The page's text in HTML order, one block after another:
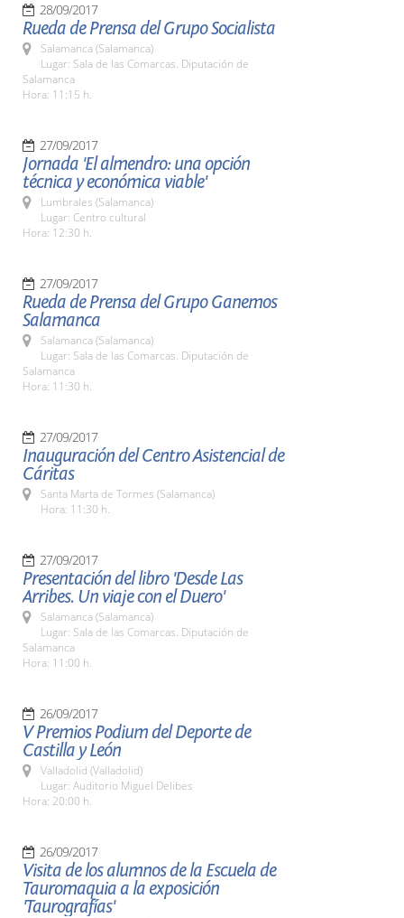
28/09/2017
Rueda de Prensa del Grupo Socialista
Salamanca (Salamanca)
Lugar: Sala de las Comarcas. Diputación de
Salamanca
Hora: 11:15 h.
27/09/2017
Jornada 'El almendro: una opción
técnica y económica viable'
Lumbrales (Salamanca)
Lugar: Centro cultural
Hora: 12:30 h.
27/09/2017
Rueda de Prensa del Grupo Ganemos
Salamanca
Salamanca (Salamanca)
Lugar: Sala de las Comarcas. Diputación de
Salamanca
Hora: 11:30 h.
27/09/2017
Inauguración del Centro Asistencial de
Cáritas
Santa Marta de Tormes (Salamanca)
Hora: 11:30 h.
27/09/2017
Presentación del libro 'Desde Las
Arribes. Un viaje con el Duero'
Salamanca (Salamanca)
Lugar: Sala de las Comarcas. Diputación de
Salamanca
Hora: 11:00 h.
26/09/2017
V Premios Podium del Deporte de
Castilla y León
Valladolid (Valladolid)
Lugar: Auditorio Miguel Delibes
Hora: 20:00 h.
26/09/2017
Visita de los alumnos de la Escuela de
Tauromaquia a la exposición
'Taurografías'